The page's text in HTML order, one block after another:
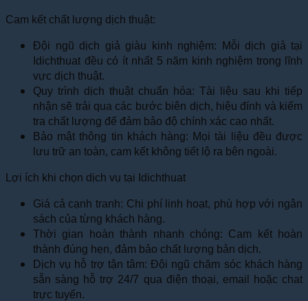
Cam kết chất lượng dịch thuật:
Đội ngũ dịch giả giàu kinh nghiệm: Mỗi dịch giả tại
Idichthuat đều có ít nhất 5 năm kinh nghiệm trong lĩnh
vực dịch thuật.
Quy trình dịch thuật chuẩn hóa: Tài liệu sau khi tiếp
nhận sẽ trải qua các bước biên dịch, hiệu đính và kiểm
tra chất lượng để đảm bảo độ chính xác cao nhất.
Bảo mật thông tin khách hàng: Mọi tài liệu đều được
lưu trữ an toàn, cam kết không tiết lộ ra bên ngoài.
Lợi ích khi chọn dịch vụ tại Idichthuat
Giá cả cạnh tranh: Chi phí linh hoạt, phù hợp với ngân
sách của từng khách hàng.
Thời gian hoàn thành nhanh chóng: Cam kết hoàn
thành đúng hẹn, đảm bảo chất lượng bản dịch.
Dịch vụ hỗ trợ tận tâm: Đội ngũ chăm sóc khách hàng
sẵn sàng hỗ trợ 24/7 qua điện thoại, email hoặc chat
trực tuyến.